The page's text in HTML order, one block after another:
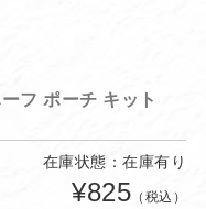
フ ポーチ キット
在庫状態：在庫有り
¥825 （税込）